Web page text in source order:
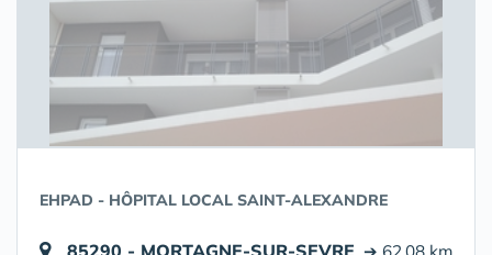
EHPAD - HÔPITAL LOCAL SAINT-ALEXANDRE
85290 - MORTAGNE-SUR-SEVRE